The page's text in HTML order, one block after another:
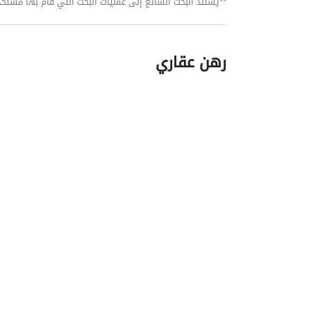
رهن عقاري